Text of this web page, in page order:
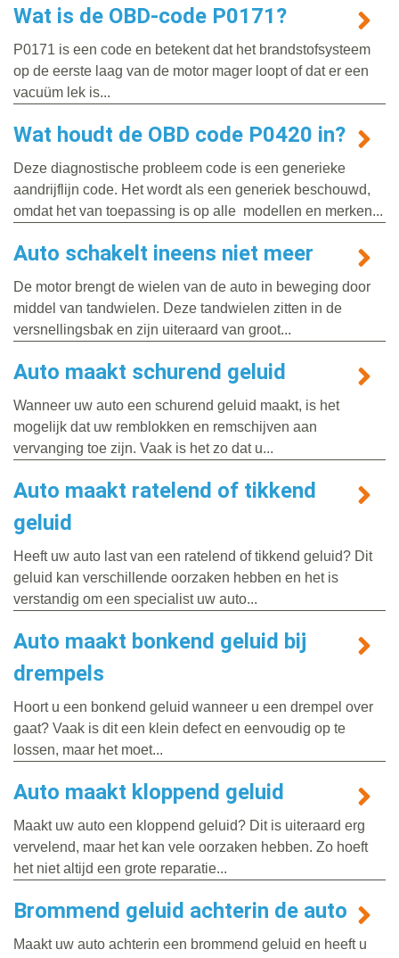
Wat is de OBD-code P0171?
P0171 is een code en betekent dat het brandstofsysteem
op de eerste laag van de motor mager loopt of dat er een
vacuüm lek is...
Wat houdt de OBD code P0420 in?
Deze diagnostische probleem code is een generieke
aandrijflijn code. Het wordt als een generiek beschouwd,
omdat het van toepassing is op alle modellen en merken...
Auto schakelt ineens niet meer
De motor brengt de wielen van de auto in beweging door
middel van tandwielen. Deze tandwielen zitten in de
versnellingsbak en zijn uiteraard van groot...
Auto maakt schurend geluid
Wanneer uw auto een schurend geluid maakt, is het
mogelijk dat uw remblokken en remschijven aan
vervanging toe zijn. Vaak is het zo dat u...
Auto maakt ratelend of tikkend
geluid
Heeft uw auto last van een ratelend of tikkend geluid? Dit
geluid kan verschillende oorzaken hebben en het is
verstandig om een specialist uw auto...
Auto maakt bonkend geluid bij
drempels
Hoort u een bonkend geluid wanneer u een drempel over
gaat? Vaak is dit een klein defect en eenvoudig op te
lossen, maar het moet...
Auto maakt kloppend geluid
Maakt uw auto een kloppend geluid? Dit is uiteraard erg
vervelend, maar het kan vele oorzaken hebben. Zo hoeft
het niet altijd een grote reparatie...
Brommend geluid achterin de auto
Maakt uw auto achterin een brommend geluid en heeft u